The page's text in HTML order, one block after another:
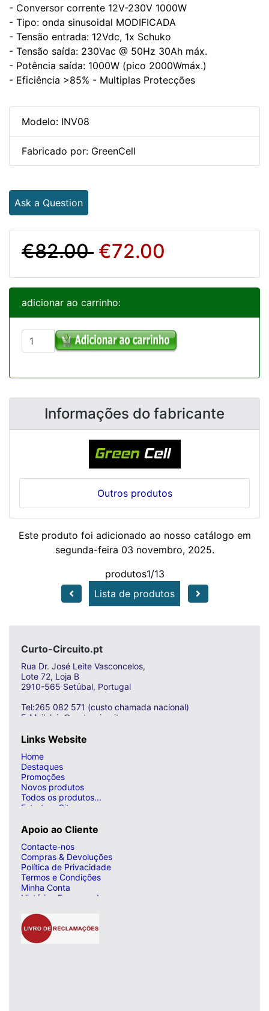
- Conversor corrente 12V-230V 1000W
- Tipo: onda sinusoidal MODIFICADA
- Tensão entrada: 12Vdc, 1x Schuko
- Tensão saída: 230Vac @ 50Hz 30Ah máx.
- Potência saída: 1000W (pico 2000Wmáx.)
- Eficiência >85% - Multiplas Protecções
Modelo: INV08
Fabricado por: GreenCell
Ask a Question
€82.00 €72.00
adicionar ao carrinho:
Informações do fabricante
Outros produtos
Este produto foi adicionado ao nosso catálogo em
segunda-feira 03 novembro, 2025.
produtos1/13
Lista de produtos
Curto-Circuito.pt
Rua Dr. José Leite Vasconcelos,
Lote 72, Loja B
2910-565 Setúbal, Portugal
Tel:265 082 571 (custo chamada nacional)
E-Mail: loja@curto-circuito.com
Links Website
Home
Destaques
Promoções
Novos produtos
Todos os produtos...
Estrutura Site
Apoio ao Cliente
Contacte-nos
Compras & Devoluções
Política de Privacidade
Termos e Condições
Minha Conta
Histórico Encomendas